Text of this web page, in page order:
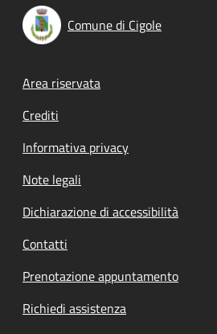
Comune di Cigole
Footer menu
Area riservata
Crediti
Informativa privacy
Note legali
Dichiarazione di accessibilità
Contatti
Prenotazione appuntamento
Richiedi assistenza